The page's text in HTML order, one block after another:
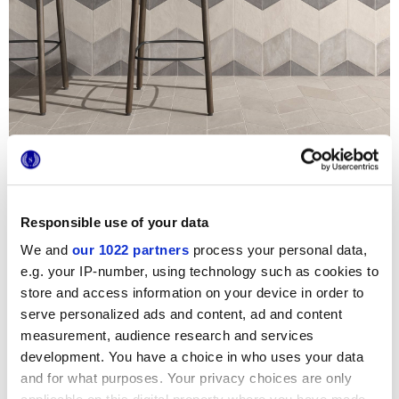
Responsible use of your data
We and our 1022 partners process your personal data,
e.g. your IP-number, using technology such as cookies to
store and access information on your device in order to
serve personalized ads and content, ad and content
measurement, audience research and services
development. You have a choice in who uses your data
and for what purposes. Your privacy choices are only
Гармоничное сочетание коллекций, столь далеких друг от
побуждающим вызовом для Marca Corona, который
потребовал кропотливой разработки интерьеров,
оттенков и освещения.
Кроме того, для обеспечения эстетической
согласованности на стенде было принято решение
использовать в качестве соединительного звена между
разными помещениями элегантный фоновый цвет, столь
дорогой для Marca Corona. Что это за цвет? Зайдите к нам
на стенд B2-C1 (павильон 18) и вы увидите его!
Но это еще не все сюрпризы! В этом году, чтобы
посещение выставки Cersaie стало более веселым и